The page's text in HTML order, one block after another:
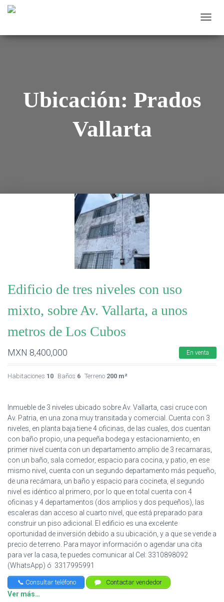
MODO
Ubicación: Prados
Vallarta
Edificio de tres niveles con uso
mixto, sobre Av. Vallarta, a unos
metros de Los Cubos
MXN 8,400,000 En venta
Habitaciones 10 Baños 6 Terreno 200 m²
Inmueble de 3 niveles ubicado sobre Av. Vallarta, casi cruce con
Av. Patria, en una zona muy transitada y comercial. Cuenta con 3
niveles, en planta baja tiene 4 oficinas, de las cuales, dos cuentan
con baño propio, una pequeña bodega y estacionamiento, en
primer nivel cuenta con un departamento amplio de 3 recamaras,
con un baño, sala comedor, espacio para cocina, y patio, en ese
mismo nivel, cuenta con un segundo departamento más pequeño,
de una recámara, un baño y espacio para cocineta, el segundo
nivel es idéntico al primero, por lo que en total cuenta con 4
oficinas y 4 departamentos (dos amplios y dos pequeños), las
escaleras dan acceso al cuarto nivel, que está preparado para
construir un piso adicional. El edificio es una excelente
oportunidad de inversión debido a su ubicación, y a que se vende a
precio de terreno. Para mayor información o agendar una cita
para ver la casa, te puedes comunicar al Cel: 3310898092
(WhatsApp) ó 3317995991
📞 Consultar teléfono Contactar vendedor
Ver más…